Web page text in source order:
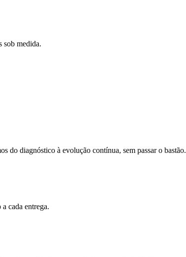
sob medida.
do diagnóstico à evolução contínua, sem passar o bastão.
cada entrega.